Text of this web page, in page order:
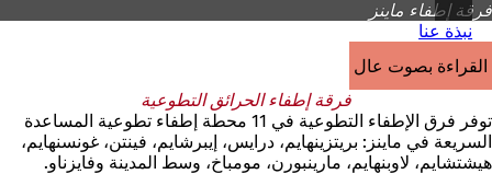
فرقة إطفاء ماينز
نبذة عنا
القراءة بصوت عالٍ
فرقة إطفاء الحرائق التطوعية
توفر فرق الإطفاء التطوعية في 11 محطة إطفاء تطوعية المساعدة
السريعة في ماينز: بريتزينهايم، درايس، إيبرشايم، فينتن، غونسنهايم،
هيشتشايم، لاوبنهايم، مارينبورن، مومباخ، وسط المدينة وفايزناو.